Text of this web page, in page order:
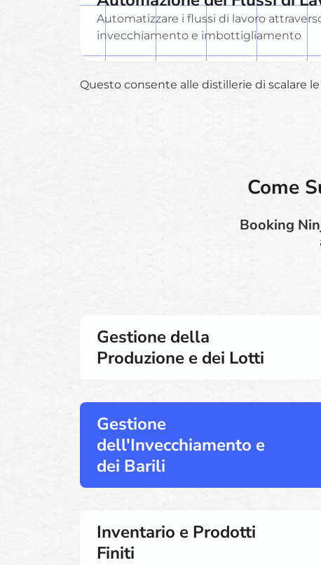
Automatizzare i flussi di lavoro
invecchiamento e imbottigliamento
Questo consente alle distillerie di scalare
Come
Booking
Gestione della
Produzione e dei Lotti
Gestione
dell'Invecchiamento e
dei Barili
Inventario e Prodotti
Finiti